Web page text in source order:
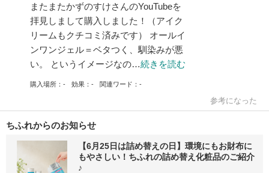
またまたかずのすけさんのYouTubeを
拝見しまして購入しました！（アイク
リームもクチコミ済みです） オールイ
ンワンジェル＝ベタつく、馴染みが悪
い。 というイメージなの…続きを読む
購入場所 - 効果 - 関連ワード -
参考になった
ちふれからのお知らせ
【6月25日は詰め替えの日】環境にもお財布に
もやさしい！ちふれの詰め替え化粧品のご紹介
♪